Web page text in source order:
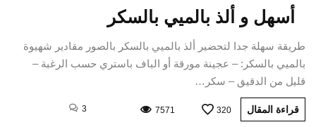
أسهل و ألذ بالميي بالسكر
طريقة سهلة جدا لتحضير ألذ بالميي بالسكر بالصور مقادير شهيوة
بالميي بالسكر: – عجينة مورقة أو الباف باستري حسب الرغبة –
قليل من الدقيق – سكر…
قراءة المقال 320
7571
3